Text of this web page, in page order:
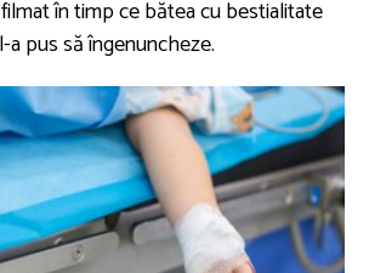
în timp ce bătea cu bestialitate
a pus să îngenuncheze.